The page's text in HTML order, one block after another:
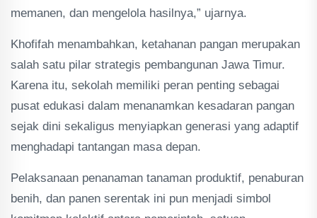
memanen, dan mengelola hasilnya,” ujarnya.
Khofifah menambahkan, ketahanan pangan merupakan
salah satu pilar strategis pembangunan Jawa Timur.
Karena itu, sekolah memiliki peran penting sebagai
pusat edukasi dalam menanamkan kesadaran pangan
sejak dini sekaligus menyiapkan generasi yang adaptif
menghadapi tantangan masa depan.
Pelaksanaan penanaman tanaman produktif, penaburan
benih, dan panen serentak ini pun menjadi simbol